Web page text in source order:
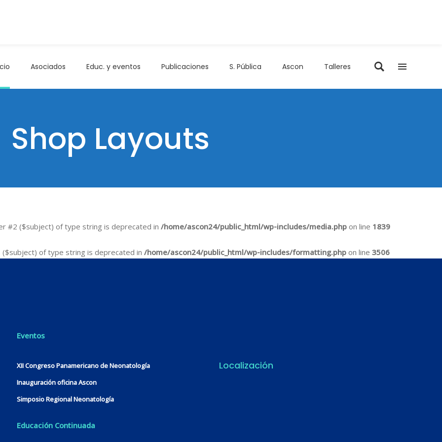
Asociados Educ. y eventos Publicaciones S. Pública Ascon Talleres
Shop Layouts
#2 ($subject) of type string is deprecated in /home/ascon24/public_html/wp-includes/media.php on line 1839
of type string is deprecated in /home/ascon24/public_html/wp-includes/formatting.php on line 3506
Eventos
XII Congreso Panamericano de Neonatología
Inauguración oficina Ascon
Simposio Regional Neonatología
Educación Continuada
Localización